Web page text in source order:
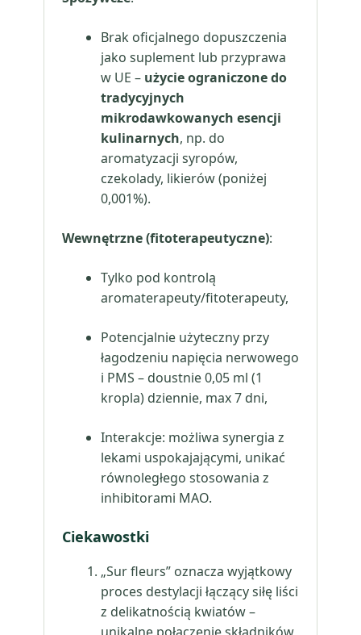
Brak oficjalnego dopuszczenia
jako suplement lub przyprawa
w UE – użycie ograniczone do
tradycyjnych
mikrodawkowanych esencji
kulinarnych, np. do
aromatyzacji syropów,
czekolady, likierów (poniżej
0,001%).
Wewnętrzne (fitoterapeutyczne):
Tylko pod kontrolą
aromaterapeuty/fitoterapeuty,
Potencjalnie użyteczny przy
łagodzeniu napięcia nerwowego
i PMS – doustnie 0,05 ml (1
kropla) dziennie, max 7 dni,
Interakcje: możliwa synergia z
lekami uspokajającymi, unikać
równoległego stosowania z
inhibitorami MAO.
Ciekawostki
„Sur fleurs” oznacza wyjątkowy
proces destylacji łączący siłę liści
z delikatnością kwiatów –